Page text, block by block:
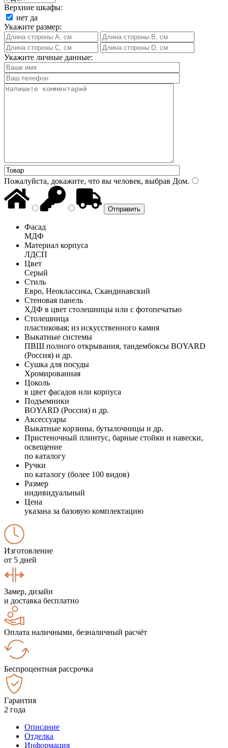
Верхние шкафы:
нет да
Укажите размер:
Укажите личные данные:
Пожалуйста, докажите, что вы человек, выбрав Дом.
Фасад
МДФ
Материал корпуса
ЛДСП
Цвет
Серый
Стиль
Евро, Неоклассика, Скандинавский
Стеновая панель
ХДФ в цвет столешницы или с фотопечатью
Столешница
пластиковая; из искусственного камня
Выкатные системы
ПВШ полного открывания, тандембоксы BOYARD
(Россия) и др.
Сушка для посуды
Хромированная
Цоколь
в цвет фасадов или корпуса
Подъемники
BOYARD (Россия) и др.
Аксессуары
Выкатные корзины, бутылочницы и др.
Пристеночный плинтус, барные стойки и навески,
освещение
по каталогу
Ручки
по каталогу (более 100 видов)
Размер
индивидуальный
Цена
указана за базовую комплектацию
Изготовление
от 5 дней
Замер, дизайн
и доставка бесплатно
Оплата наличными, безналичный расчёт
Беспроцентная рассрочка
Гарантия
2 года
Описание
Отделка
Информация